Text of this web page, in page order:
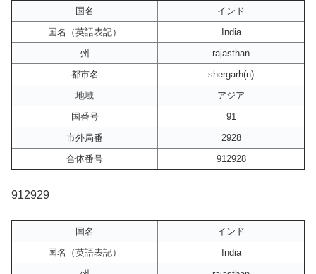
国名
インド
国名（英語表記）
India
州
rajasthan
都市名
shergarh(n)
地域
アジア
国番号
91
市外局番
2928
合体番号
912928
912929
国名
インド
国名（英語表記）
India